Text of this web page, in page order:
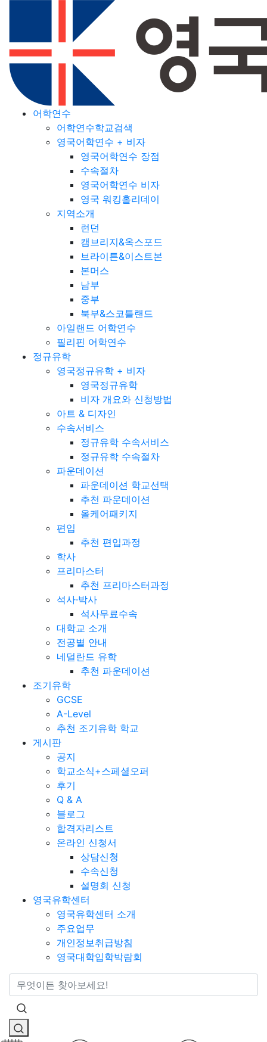
어학연수
어학연수학교검색
영국어학연수 + 비자
영국어학연수 장점
수속절차
영국어학연수 비자
영국 워킹홀리데이
지역소개
런던
캠브리지&옥스포드
브라이튼&이스트본
본머스
남부
중부
북부&스코틀랜드
아일랜드 어학연수
필리핀 어학연수
정규유학
영국정규유학 + 비자
영국정규유학
비자 개요와 신청방법
아트 & 디자인
수속서비스
정규유학 수속서비스
정규유학 수속절차
파운데이션
파운데이션 학교선택
추천 파운데이션
올케어패키지
편입
추천 편입과정
학사
프리마스터
추천 프리마스터과정
석사·박사
석사무료수속
대학교 소개
전공별 안내
네덜란드 유학
추천 파운데이션
조기유학
GCSE
A-Level
추천 조기유학 학교
게시판
공지
학교소식+스페셜오퍼
후기
Q & A
블로그
합격자리스트
온라인 신청서
상담신청
수속신청
설명회 신청
영국유학센터
영국유학센터 소개
주요업무
개인정보취급방침
영국대학입학박람회
통합검색